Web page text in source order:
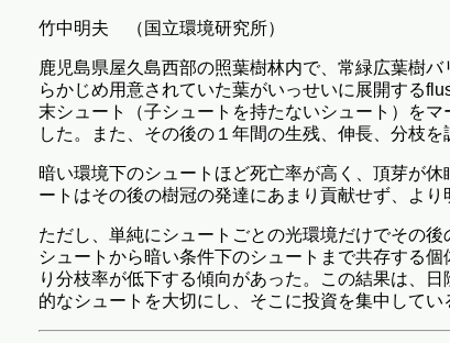
竹中明夫 （国立環境研究所）
鹿児島県屋久島西部の照葉樹林内で、常緑広葉樹
らかじめ用意されていた葉がいっせいに展開する
末シュート（子シュートを持たないシュート）を
した。また、その後の１年間の生残、伸長、分枝を
暗い環境下のシュートほど死亡率が高く、頂芽が
ートはその後の樹冠の発達にあまり貢献せず、よ
ただし、単純にシュートごとの光環境だけでその
シュートから暗い条件下のシュートまで共存する
り分枝率が低下する傾向があった。この結果は、
的なシュートを大切にし、そこに投資を集中してい